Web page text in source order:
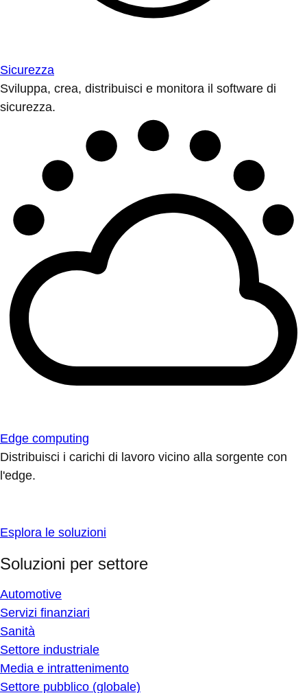
Sicurezza
Sviluppa, crea, distribuisci e monitora il software di
sicurezza.
Edge computing
Distribuisci i carichi di lavoro vicino alla sorgente con
l'edge.
Esplora le soluzioni
Soluzioni per settore
Automotive
Servizi finanziari
Sanità
Settore industriale
Media e intrattenimento
Settore pubblico (globale)